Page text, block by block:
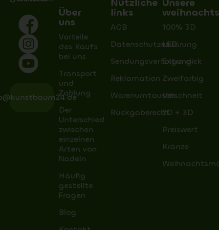
Über
uns
Vorteile
des Kaufs
bei uns
Transport
und
Zahlung
Der
Unterschied
zwischen
einzelnen
Arten von
Nadeln
Häufig
gestellte
Fragen
Blog
Nützliche
links
AGB
Datenschutzerklärung
Sendungsverfolgung
Reklamation
Warenumtausch
Rückgaberecht
Unsere
100% 3D
LED
Extra dick
Zweifarbig
Verschneit
2D + 3D
Preiswert
Kränze